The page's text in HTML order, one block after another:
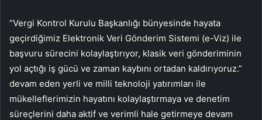
“Vergi Kontrol Kurulu Başkanlığı bünyesinde hayata
geçirdiğimiz Elektronik Veri Gönderim Sistemi (e-Viz) ile
başvuru sürecini kolaylaştırıyor, klasik veri gönderiminin
yol açtığı iş gücü ve zaman kaybını ortadan kaldırıyoruz.”
devam eden yerli ve milli teknoloji yatırımları ile
mükelleflerimizin hayatını kolaylaştırmaya ve denetim
süreçlerini daha aktif ve verimli hale getirmeye devam